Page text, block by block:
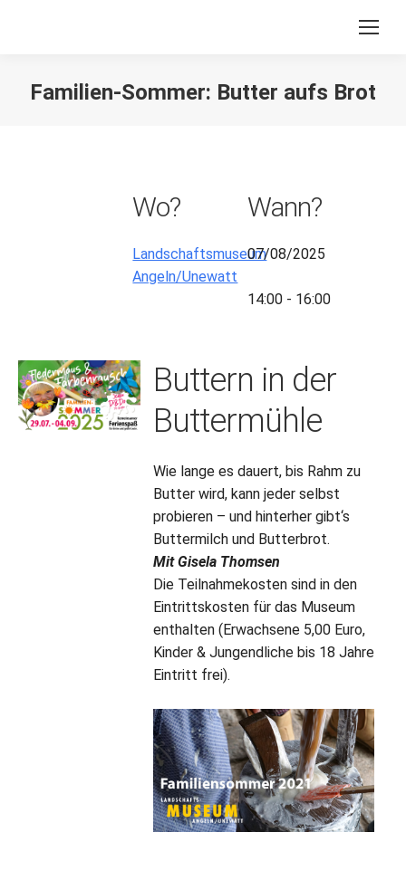
Familien-Sommer: Butter aufs Brot
Wo?
Landschaftsmuseum
Angeln/Unewatt
Wann?
07/08/2025
14:00 - 16:00
Buttern in der
Buttermühle
Wie lange es dauert, bis Rahm zu
Butter wird, kann jeder selbst
probieren – und hinterher gibt‘s
Buttermilch und Butterbrot.
MitGisela Thomsen
Die Teilnahmekosten sind in den
Eintrittskosten für das Museum
enthalten (Erwachsene 5,00 Euro,
Kinder & Jungendliche bis 18 Jahre
Eintritt frei).